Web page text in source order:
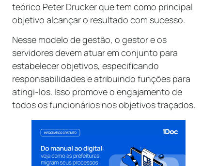
teórico Peter Drucker que tem como principal
objetivo alcançar o resultado com sucesso.
Nesse modelo de gestão, o gestor e os
servidores devem atuar em conjunto para
estabelecer objetivos, especificando
responsabilidades e atribuindo funções para
atingi-los. Isso promove o engajamento de
todos os funcionários nos objetivos traçados.